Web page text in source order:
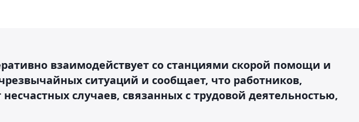
взаимодействует со станциями скорой помощи и
ситуаций и сообщает, что работников,
случаев, связанных с трудовой деятельностью,